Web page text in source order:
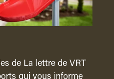
de La lettre de VRT
qui vous informe